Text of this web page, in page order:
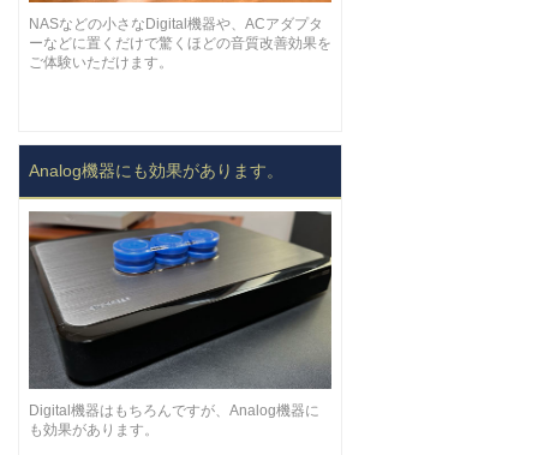
NASなどの小さなDigital機器や、ACアダプタ
ーなどに置くだけで驚くほどの音質改善効果を
ご体験いただけます。
Analog機器にも効果があります。
Digital機器はもちろんですが、Analog機器に
も効果があります。